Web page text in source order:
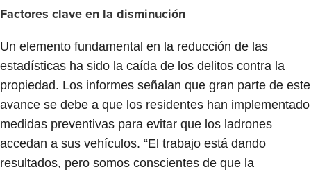
Factores clave en la disminución
Un elemento fundamental en la reducción de las
estadísticas ha sido la caída de los delitos contra la
propiedad. Los informes señalan que gran parte de este
avance se debe a que los residentes han implementado
medidas preventivas para evitar que los ladrones
accedan a sus vehículos. “El trabajo está dando
resultados, pero somos conscientes de que la